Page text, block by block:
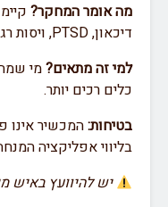
מה אומר המחקר?
דיכאון, PTSD, ויסות רגשי.
למי זה מתאים?מי
כלים רכים יותר.
בטיחות:המכשיר אינו
בליווי אפליקציה
יש להיוועץ באיש